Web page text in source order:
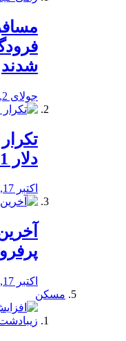
شدند
جولای 2, 2020
دلار 11 400
اکتبر 17, 2019
اکتبر 17, 2019
مسکن